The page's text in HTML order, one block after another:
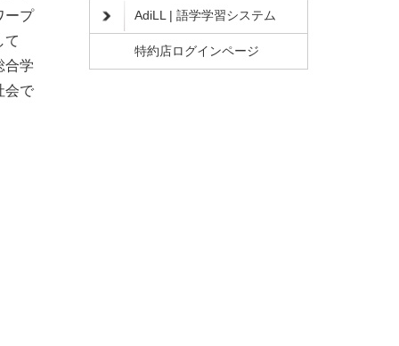
ープ
て
合学
会で
AdiLL | 語学学習システム
特約店ログインページ